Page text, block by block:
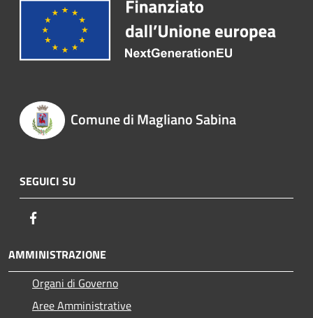
Comune di Magliano Sabina
SEGUICI SU
AMMINISTRAZIONE
Organi di Governo
Aree Amministrative